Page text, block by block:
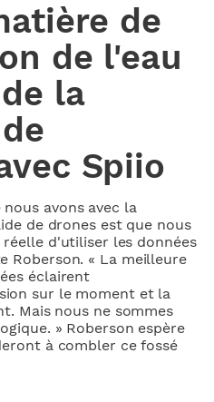
de
de l'eau
la
Spiio
avons avec la
de drones est que nous
d'utiliser les données
Roberson. « La meilleure
éclairent
sur le moment et la
Mais nous ne sommes
» Roberson espère
à combler ce fossé